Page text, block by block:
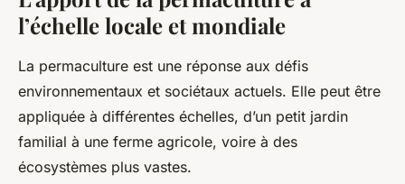
l’échelle locale et mondiale
La permaculture est une réponse aux défis
environnementaux et sociétaux actuels. Elle peut être
appliquée à différentes échelles, d’un petit jardin
familial à une ferme agricole, voire à des
écosystèmes plus vastes.